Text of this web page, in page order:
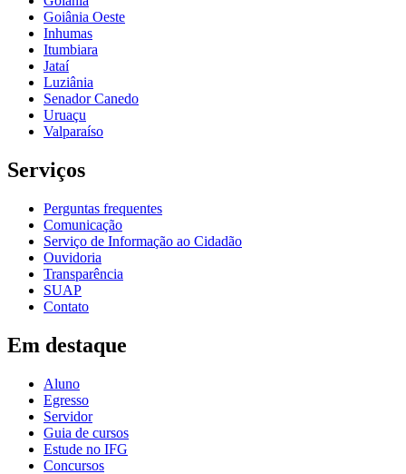
Goiânia Oeste
Inhumas
Itumbiara
Jataí
Luziânia
Senador Canedo
Uruaçu
Valparaíso
Serviços
Perguntas frequentes
Comunicação
Serviço de Informação ao Cidadão
Ouvidoria
Transparência
SUAP
Contato
Em destaque
Aluno
Egresso
Servidor
Guia de cursos
Estude no IFG
Concursos